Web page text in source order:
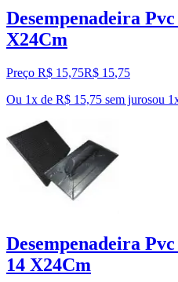
Desempenadeira
X24Cm
Preço R$ 15,75R$ 15,75
Ou 1x de R$ 15,75 sem jurosou 1
Desempenadeira
14 X24Cm